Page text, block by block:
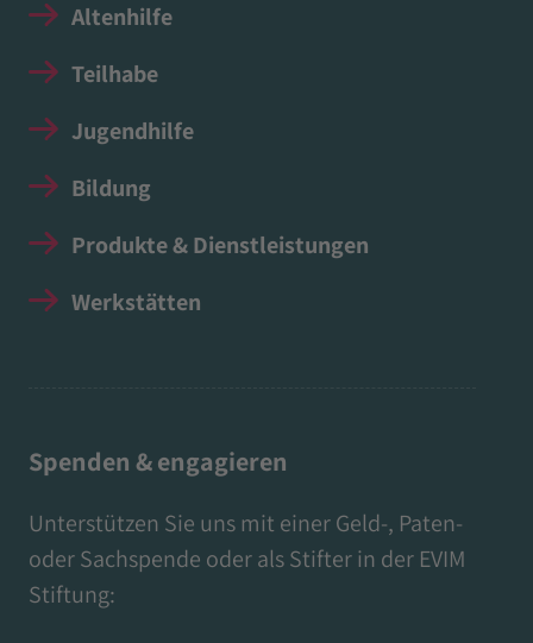
Altenhilfe
Teilhabe
Jugendhilfe
Bildung
Produkte & Dienstleistungen
Werkstätten
Spenden & engagieren
Unterstützen Sie uns mit einer Geld-, Paten-
oder Sachspende oder als Stifter in der EVIM
Stiftung: